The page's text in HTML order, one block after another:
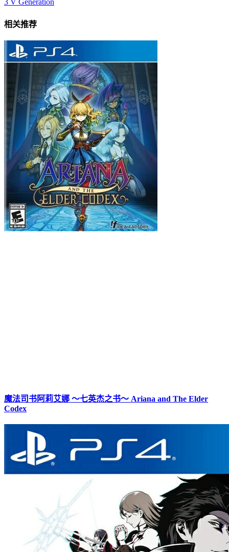
相关推荐
魔法司书阿莉艾娜 ～七英杰之书～ Ariana and The Elder
Codex